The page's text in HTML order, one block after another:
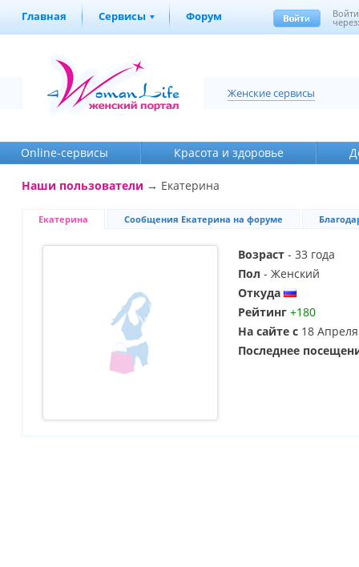
Главная Сервисы Форум Войти
Женские сервисы
Online-cервисы Красота и здоровье
Наши пользователи → Екатерина
Екатерина Сообщения Екатерина на форуме
Возраст - 33 года
Пол - Женский
Откуда
Рейтинг +180
На сайте с 18
Последнее